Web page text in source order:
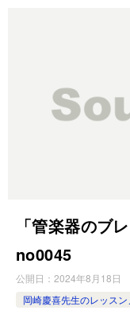
「管楽器のブ
no0045
公開日： 2024年8月18日
岡崎慶喜先生のレッスン